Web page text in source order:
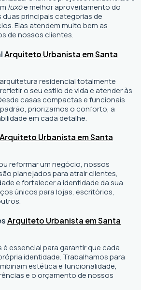
luxoe melhor aproveitamento do
principais categorias de
Elas atendem muito bem as
de nossos clientes.
Arquiteto Urbanista em Santa
residencial totalmente
o seu estilo de vida e atender às
casas compactas e funcionais
priorizamos o conforto, a
em cada detalhe.
Arquiteto Urbanista em Santa
reformar um negócio, nossos
planejados para atrair clientes,
e fortalecer a identidade da sua
únicos para lojas, escritórios,
Arquiteto Urbanista em Santa
é essencial para garantir que cada
identidade. Trabalhamos para
estética e funcionalidade,
e o orçamento de nossos